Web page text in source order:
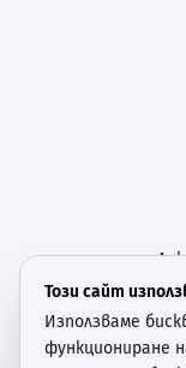
Този сайт
Използваме
функциониране